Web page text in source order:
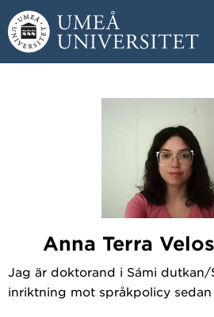
Hoppa direkt till innehållet
Anna Terra
Jag är doktorand i Sámi dutkan/
inriktning mot språkpolicy